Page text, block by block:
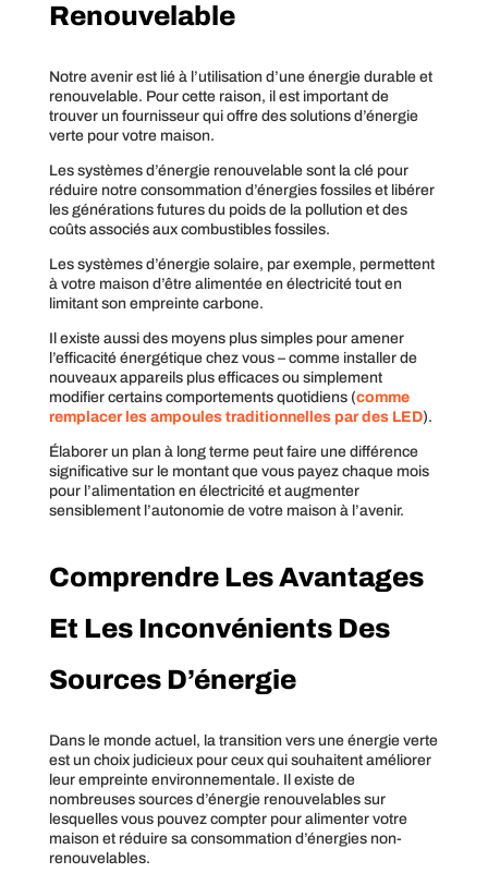
Renouvelable
Notre avenir est lié à l’utilisation d’une énergie durable et
renouvelable. Pour cette raison, il est important de
trouver un fournisseur qui offre des solutions d’énergie
verte pour votre maison.
Les systèmes d’énergie renouvelable sont la clé pour
réduire notre consommation d’énergies fossiles et libérer
les générations futures du poids de la pollution et des
coûts associés aux combustibles fossiles.
Les systèmes d’énergie solaire, par exemple, permettent
à votre maison d’être alimentée en électricité tout en
limitant son empreinte carbone.
Il existe aussi des moyens plus simples pour amener
l’efficacité énergétique chez vous – comme installer de
nouveaux appareils plus efficaces ou simplement
modifier certains comportements quotidiens (comme
remplacer les ampoules traditionnelles par des LED).
Élaborer un plan à long terme peut faire une différence
significative sur le montant que vous payez chaque mois
pour l’alimentation en électricité et augmenter
sensiblement l’autonomie de votre maison à l’avenir.
Comprendre Les Avantages
Et Les Inconvénients Des
Sources D’énergie
Dans le monde actuel, la transition vers une énergie verte
est un choix judicieux pour ceux qui souhaitent améliorer
leur empreinte environnementale. Il existe de
nombreuses sources d’énergie renouvelables sur
lesquelles vous pouvez compter pour alimenter votre
maison et réduire sa consommation d’énergies non-
renouvelables.